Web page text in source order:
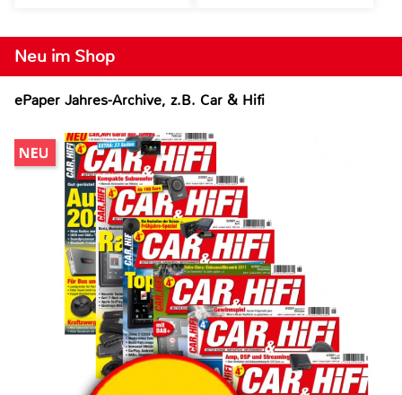
Neu im Shop
ePaper Jahres-Archive, z.B. Car & Hifi